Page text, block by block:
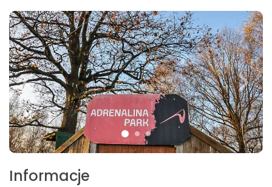
Informacje